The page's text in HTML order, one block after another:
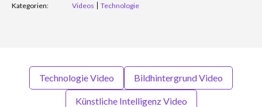
Kategorien:
Videos Technologie
Technologie Video Bildhintergrund Video
Künstliche Intelligenz Video